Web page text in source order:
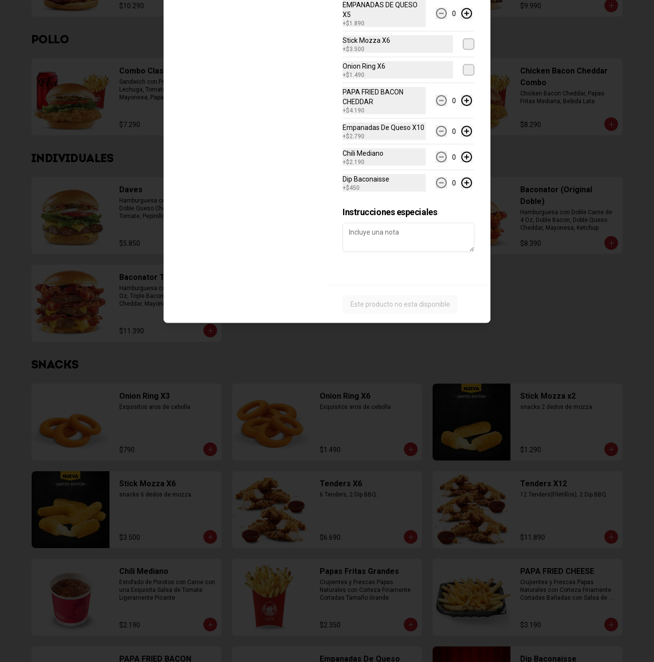
$10.290 $9.990
POLLO
Combo Classic Chicken
Sandwich con Pechuga Apanada,
Lechuga, Tomate, Pepinillos y
Mayonesa, Papas Fritas Mediana,
$7.290
Combo Classic Chicken
Sandwich con Pechuga de Pollo,
Bacon, Queso Cheddar, Mayonesa,
Lechuga, Tomates, Papas Fritas
Chicken Bacon Cheddar
Combo
Chicken Bacon Cheddar, Papas
Fritas Mediana, Bebida Lata
$8.290
INDIVIDUALES
Daves
Hamburguesa con 1 Carne de 4 Oz,
Doble Queso Cheddar, Lechuga,
Tomate, Pepinillos, Cebolla,
$5.850
Daves Doble
4 Oz, Doble Queso Cheddar,
Lechuga, Tomate, Pepinillos,
Cebolla, Mayonesa, Ketchup
Baconator (Original
Doble)
Hamburguesa con Doble Carne de
4 Oz, Doble Bacon, Doble Queso
Cheddar, Mayonesa, Ketchup
$8.390
Baconator Triple
Hamburguesa con Triple Carne de 4
Oz, Triple Bacon, Triple Queso
Cheddar, Mayonesa, Ketchup
$11.390
SNACKS
Onion Ring X3
Exquisitos aros de cebolla
$790
Onion Ring X6
Exquisitos aros de cebolla
$1.490
Stick Mozza x2
snacks 2 dedos de mozza
$1.290
Stick Mozza X6
snacks 6 dedos de mozza
$3.500
Tenders X6
6 Tenders, 2 Dip BBQ..
$6.690
Tenders X12
12 Tenders(Filetillos), 2 Dip BBQ
$11.890
Chili Mediano
Estofado de Porotos con Carne con
una Exquisita Salsa de Tomate
Ligeramente Picante
$2.190
Papas Fritas Grandes
Crujientes y Frescas Papas
Naturales con Corteza Finamente
Cortadas Tamaño Grande.
$2.350
PAPA FRIED CHEESE
Crujientes y Frescas Papas
Naturales con Corteza Finamente
Cortadas Bañadas con Salsa de
$3.190
PAPA FRIED BACON Empanadas De Queso Dip Baconaisse
EMPANADAS DE QUESO
X5
+$1.890
0
Stick Mozza X6
+$3.500
Onion Ring X6
+$1.490
PAPA FRIED BACON
CHEDDAR
+$4.190
0
Empanadas De Queso X10
+$2.790
0
Chili Mediano
+$2.190
0
Dip Baconaisse
+$450
0
Instrucciones especiales
Este producto no esta disponible